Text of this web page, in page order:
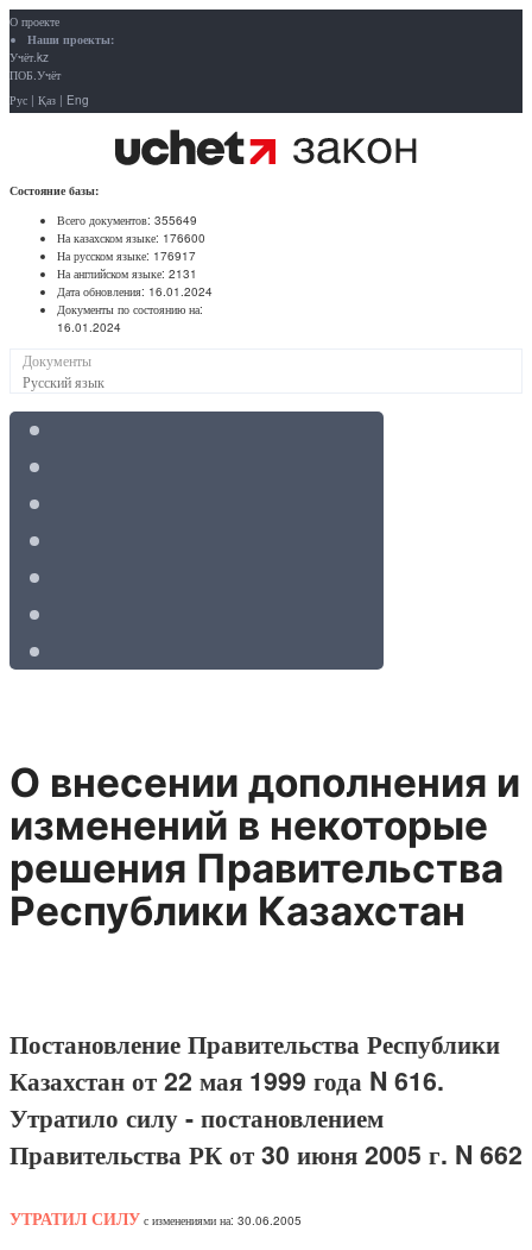
О проекте
Наши проекты:
Учёт.kz
ПОБ.Учёт
Рус | Қаз | Eng
Состояние базы:
Всего документов: 355649
На казахском языке: 176600
На русском языке: 176917
На английском языке: 2131
Дата обновления: 16.01.2024
Документы по состоянию на:
16.01.2024
Документы
Русский язык
О внесении дополнения и
изменений в некоторые
решения Правительства
Республики Казахстан
Постановление Правительства Республики
Казахстан от 22 мая 1999 года N 616.
Утратило силу - постановлением
Правительства РК от 30 июня 2005 г. N 662
УТРАТИЛ СИЛУ с изменениями на: 30.06.2005